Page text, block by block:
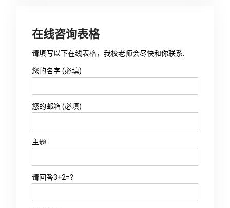
在线咨询表格
请填写以下在线表格，我校老师会尽快和你联系:
您的名字 (必填)
您的邮箱 (必填)
主题
请回答3+2=?